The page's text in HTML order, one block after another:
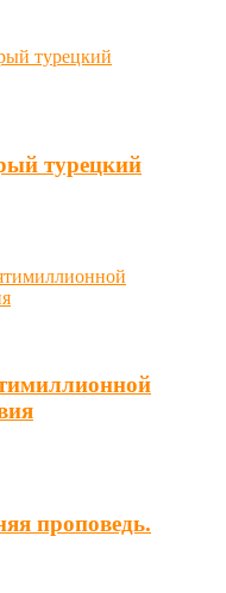
турецкий
проповедь.